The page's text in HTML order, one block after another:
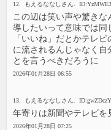
12. もえるななしさん.
この辺は笑い声や驚き
導したいって意味では同
「いいね」だとかテレ
に流されるんじゃなく自
とを言うべきだろうに
2026年01月28日 06:55
13. もえるななしさん.
年寄りは新聞やテレビを
2026年01月28日 07:25